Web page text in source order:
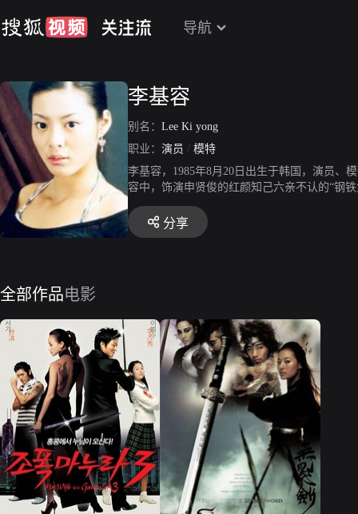
导航
李基容
别名： Lee Ki yong
职业： 演员 / 模特
李基容，1985年8月20日出生于韩国，演员、
容中，饰演申贤俊的红颜知己六亲不认的“钢
06年她又客串出演了《我的老婆是大佬3》。
分享
全部作品电影